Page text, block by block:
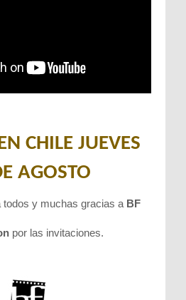
CHILE JUEVES
AGOSTO
todos y muchas gracias a BF
por las invitaciones.